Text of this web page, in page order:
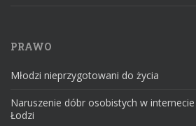
PRAWO
Młodzi nieprzygotowani do życia
Naruszenie dóbr osobistych w
Łodzi